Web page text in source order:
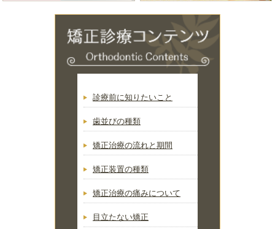
診療前に知りたいこと
歯並びの種類
矯正治療の流れと期間
矯正装置の種類
矯正治療の痛みについて
目立たない矯正